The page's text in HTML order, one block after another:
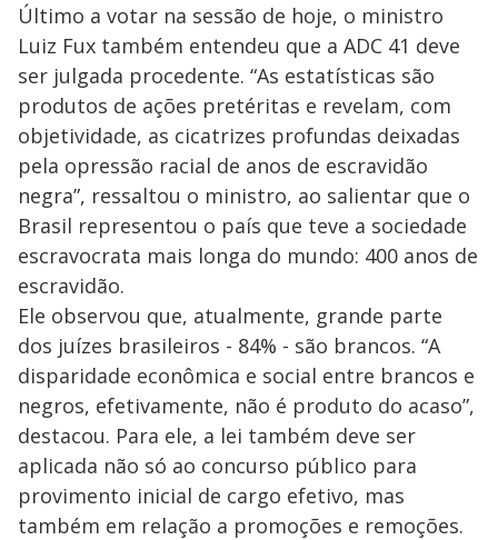
Último a votar na sessão de hoje, o ministro
Luiz Fux também entendeu que a ADC 41 deve
ser julgada procedente. “As estatísticas são
produtos de ações pretéritas e revelam, com
objetividade, as cicatrizes profundas deixadas
pela opressão racial de anos de escravidão
negra”, ressaltou o ministro, ao salientar que o
Brasil representou o país que teve a sociedade
escravocrata mais longa do mundo: 400 anos de
escravidão.
Ele observou que, atualmente, grande parte
dos juízes brasileiros - 84% - são brancos. “A
disparidade econômica e social entre brancos e
negros, efetivamente, não é produto do acaso”,
destacou. Para ele, a lei também deve ser
aplicada não só ao concurso público para
provimento inicial de cargo efetivo, mas
também em relação a promoções e remoções.